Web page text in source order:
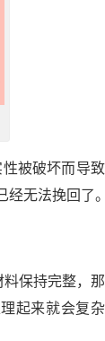
被破坏而导
经无法挽回了
保持完整，
起来就会复